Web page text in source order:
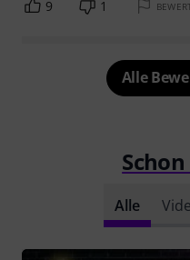
9 1
Alle
Alle